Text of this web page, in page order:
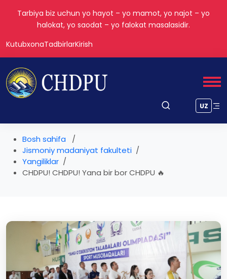
"Ilm – insonni yuksaklikka olib boradigan yoʻldir." — Alisher
Navoiy
KutubxonaTadbirlarKirish
UZ
Bosh sahifa
Jismoniy madaniyat fakulteti
Yangiliklar
CHDPU! CHDPU! Yana bir bor CHDPU 🔥